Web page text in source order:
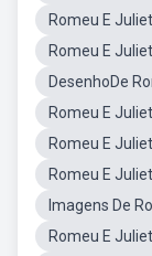
Romeu E
Romeu E
DesenhoDe
Romeu E
Romeu E
Romeu E
Imagens De
Romeu E